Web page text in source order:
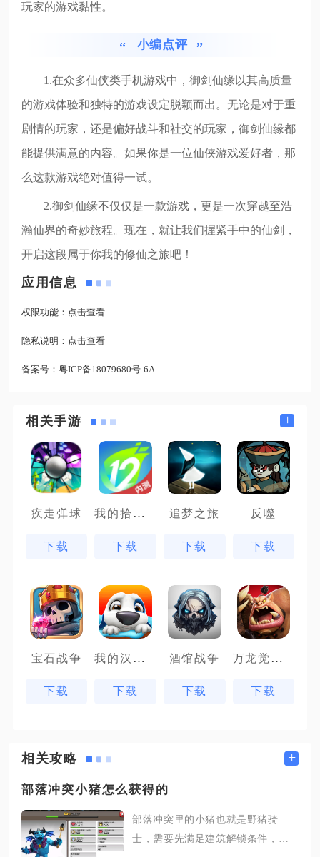
玩家的游戏黏性。
小编点评
1.在众多仙侠类手机游戏中，御剑仙缘以其高质量
的游戏体验和独特的游戏设定脱颖而出。无论是对于重
剧情的玩家，还是偏好战斗和社交的玩家，御剑仙缘都
能提供满意的内容。如果你是一位仙侠游戏爱好者，那
么这款游戏绝对值得一试。
2.御剑仙缘不仅仅是一款游戏，更是一次穿越至浩
瀚仙界的奇妙旅程。现在，就让我们握紧手中的仙剑，
开启这段属于你我的修仙之旅吧！
应用信息
权限功能： 点击查看
隐私说明： 点击查看
备案号： 粤ICP备18079680号-6A
相关手游 +
疾走弹球
下载
我的拾贰世界
下载
追梦之旅
下载
反噬
下载
宝石战争
下载
我的汉克狗
下载
酒馆战争
下载
万龙觉醒魔兽战场
下载
相关攻略 +
部落冲突小猪怎么获得的
部落冲突里的小猪也就是野猪骑
士，需要先满足建筑解锁条件，再